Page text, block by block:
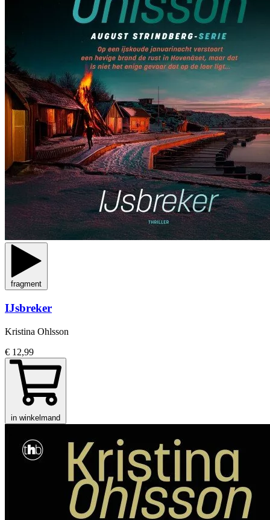
fragment
IJsbreker
Kristina Ohlsson
€ 12,99
in winkelmand